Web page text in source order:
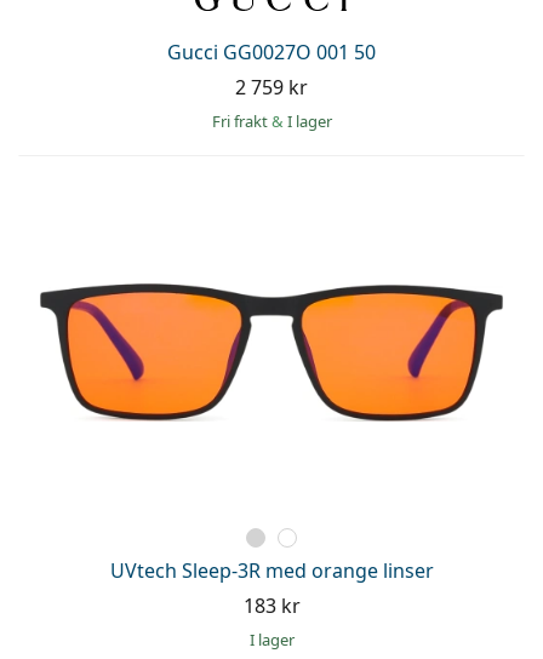
Gucci GG0027O 001 50
2 759 kr
Fri frakt& I lager
UVtech Sleep-3R med orange linser
183 kr
I lager